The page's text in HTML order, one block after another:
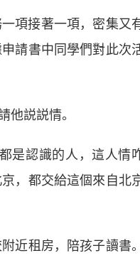
項接著一項，密集又
請書中同學們對此次
説説情。
是認識的人，這人情
，都交給這個來自北
租房，陪孩子讀書。